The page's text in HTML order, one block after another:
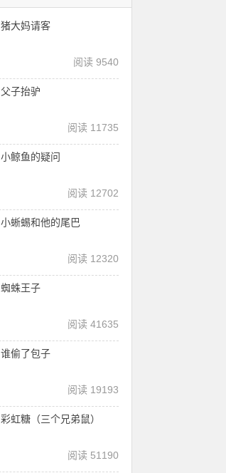
猪大妈请客
阅读 9540
父子抬驴
阅读 11735
小鲸鱼的疑问
阅读 12702
小蜥蜴和他的尾巴
阅读 12320
蜘蛛王子
阅读 41635
谁偷了包子
阅读 19193
彩虹糖（三个兄弟鼠）
阅读 51190